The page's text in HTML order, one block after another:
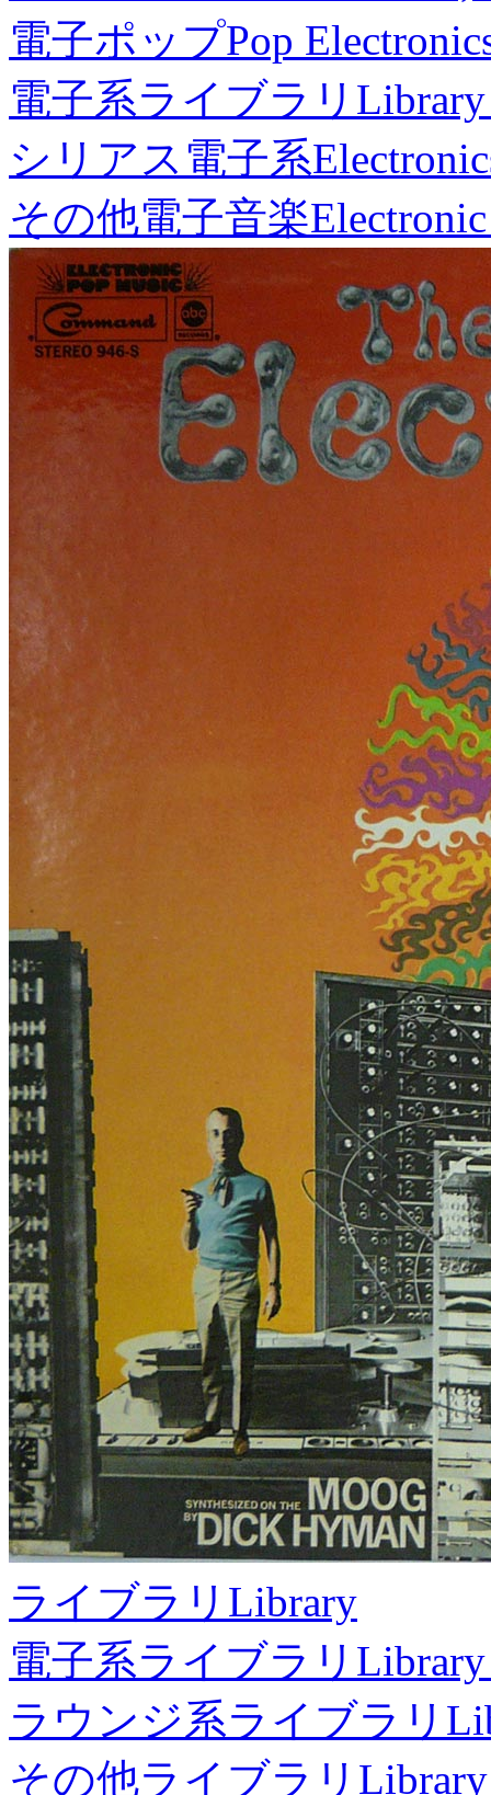
電子ポップPop
電子系ライブラリ
シリアス電子系
その他電子音楽
ライブラリ Library
電子系ライブラリ
ラウンジ系ライブラリ
その他ライブラリ